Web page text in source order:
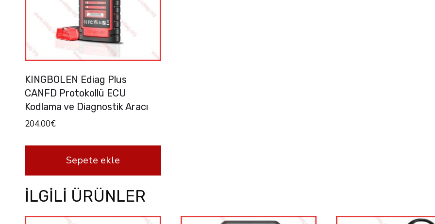
KINGBOLEN Ediag Plus
CANFD Protokollü ECU
Kodlama ve Diagnostik Aracı
204.00€
Sepete ekle
İLGILI ÜRÜNLER